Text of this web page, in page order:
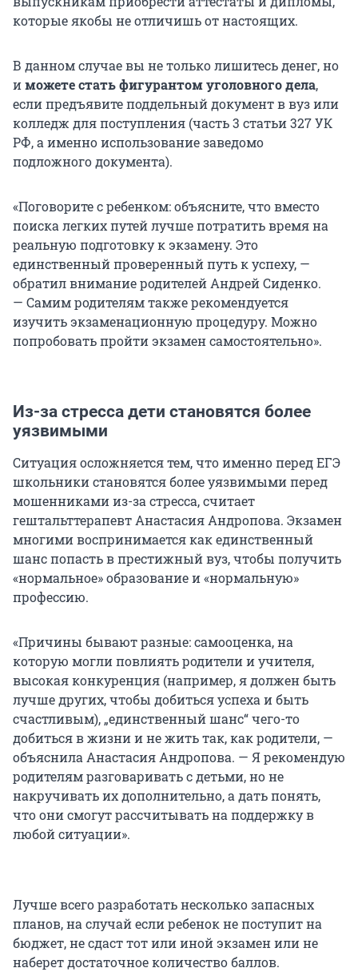
которые якобы не отличишь от настоящих.
В данном случае вы не только лишитесь денег, но
иможете стать фигурантом уголовного дела,
если предъявите поддельный документ в вуз или
колледж для поступления (часть 3 статьи 327 УК
РФ, а именно использование заведомо
подложного документа).
«Поговорите с ребенком: объясните, что вместо
поиска легких путей лучше потратить время на
реальную подготовку к экзамену. Это
единственный проверенный путь к успеху, —
обратил внимание родителей Андрей Сиденко.
— Самим родителям также рекомендуется
изучить экзаменационную процедуру. Можно
попробовать пройти экзамен самостоятельно».
Из-за стресса дети становятся более
уязвимыми
Ситуация осложняется тем, что именно перед ЕГЭ
школьники становятся более уязвимыми перед
мошенниками из-за стресса, считает
гештальттерапевт Анастасия Андропова. Экзамен
многими воспринимается как единственный
шанс попасть в престижный вуз, чтобы получить
«нормальное» образование и «нормальную»
профессию.
«Причины бывают разные: самооценка, на
которую могли повлиять родители и учителя,
высокая конкуренция (например, я должен быть
лучше других, чтобы добиться успеха и быть
счастливым), „единственный шанс“ чего-то
добиться в жизни и не жить так, как родители, —
объяснила Анастасия Андропова. — Я рекомендую
родителям разговаривать с детьми, но не
накручивать их дополнительно, а дать понять,
что они смогут рассчитывать на поддержку в
любой ситуации».
Лучше всего разработать несколько запасных
планов, на случай если ребенок не поступит на
бюджет, не сдаст тот или иной экзамен или не
наберет достаточное количество баллов.